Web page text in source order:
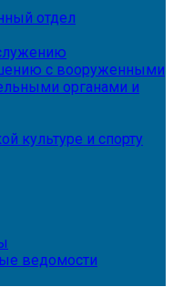
отдел
с вооруженными
органами и
культуре и спорту
ведомости